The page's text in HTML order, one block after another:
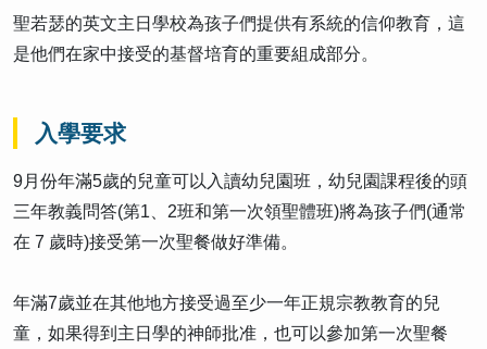
聖若瑟的英文主日學校為孩子們提供有系統的信仰教育，這
是他們在家中接受的基督培育的重要組成部分。
入學要求
9月份年滿5歲的兒童可以入讀幼兒園班，幼兒園課程後的頭
三年教義問答(第1、2班和第一次領聖體班)將為孩子們(通常
在 7 歲時)接受第一次聖餐做好準備。
年滿7歲並在其他地方接受過至少一年正規宗教教育的兒
童，如果得到主日學的神師批准，也可以參加第一次聖餐